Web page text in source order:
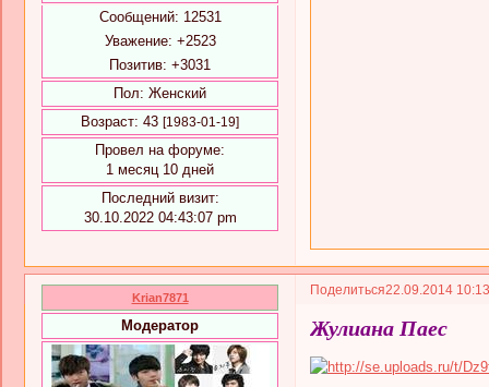
Сообщений: 12531
Уважение: +2523
Позитив: +3031
Пол: Женский
Возраст: 43 [1983-01-19]
Провел на форуме:
1 месяц 10 дней
Последний визит:
30.10.2022 04:43:07 pm
Поделиться22.09.2014
Krian7871
Модератор Жулиана Паес